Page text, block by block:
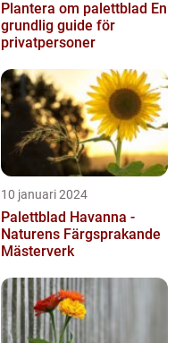
Plantera om palettblad En
grundlig guide för
privatpersoner
10 januari 2024
Palettblad Havanna -
Naturens Färgsprakande
Mästerverk